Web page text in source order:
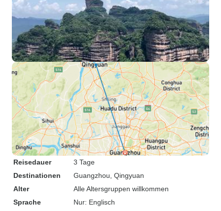
Reisedauer
3 Tage
Destinationen
Guangzhou , Qingyuan
Alter
Alle Altersgruppen willkommen
Sprache
Nur: Englisch